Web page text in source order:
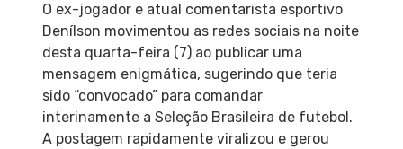
O ex-jogador e atual comentarista esportivo
Denílson movimentou as redes sociais na noite
desta quarta-feira (7) ao publicar uma
mensagem enigmática, sugerindo que teria
sido “convocado” para comandar
interinamente a Seleção Brasileira de futebol.
A postagem rapidamente viralizou e gerou